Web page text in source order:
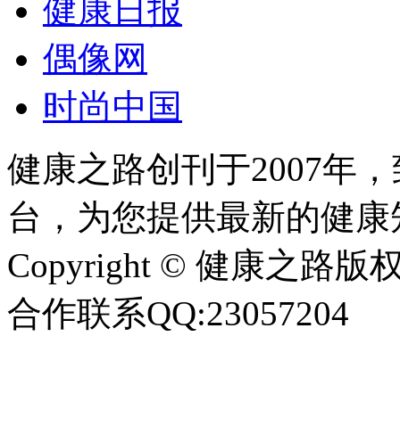
健康日报
偶像网
时尚中国
健康之路创刊于2007年
台，为您提供最新的健康
Copyright © 健康之路版
合作联系QQ:23057204